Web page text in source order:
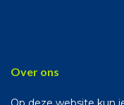
Over ons